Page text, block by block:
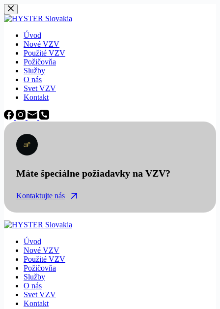
Späť
na
Úvod
Nové VZV
Použité VZV
Požičovňa
Služby
O nás
Svet VZV
Kontakt
Máte špeciálne požiadavky na VZV?
Kontaktujte nás
Úvod
Nové VZV
Použité VZV
Požičovňa
Služby
O nás
Svet VZV
Kontakt